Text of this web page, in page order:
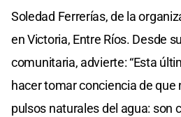
Soledad Ferrerías, de la
en Victoria, Entre Ríos. Desde
comunitaria, advierte: “Esta
hacer tomar conciencia de que
pulsos naturales del agua: son